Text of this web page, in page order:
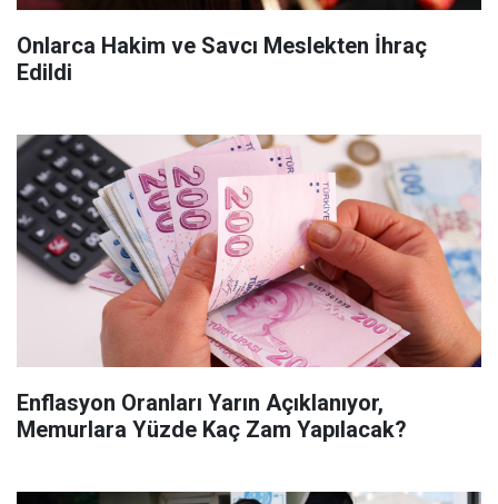
Onlarca Hakim ve Savcı Meslekten İhraç
Edildi
Enflasyon Oranları Yarın Açıklanıyor,
Memurlara Yüzde Kaç Zam Yapılacak?